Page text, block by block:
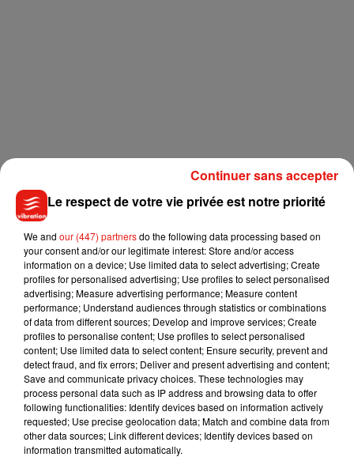
Laurie Derouard, miss Centre-Val de Loire est arrivée
première avec 18,5/20, suivie de près par Miss Limousin,
Aude Destour qui a eu 18,33/20 et enfin Miss Midi-Pyrénées
qui a eu 18. Le concours de miss France aura lieu le samedi
15 décembre prochain.
Le respect de votre vie privée est notre priorité
We and our (447) partnersdo the following data processing based on
your consent and/or our legitimate interest: Store and/or access
information on a device; Use limited data to select advertising; Create
profiles for personalised advertising; Use profiles to select personalised
advertising; Measure advertising performance; Measure content
performance; Understand audiences through statistics or combinations
of data from different sources; Develop and improve services; Create
profiles to personalise content; Use profiles to select personalised
content; Use limited data to select content; Ensure security, prevent and
detect fraud, and fix errors; Deliver and present advertising and content;
Save and communicate privacy choices. These technologies may
process personal data such as IP address and browsing data to offer
following functionalities: Identify devices based on information actively
requested; Use precise geolocation data; Match and combine data from
other data sources; Link different devices; Identify devices based on
information transmitted automatically.
Continuer sans accepter